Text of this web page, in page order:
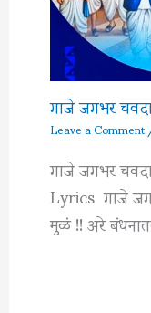
गाजे जगभर
Leave a Comment
गाजे जगभर
Lyrics गाजे
मुळं !! अरे